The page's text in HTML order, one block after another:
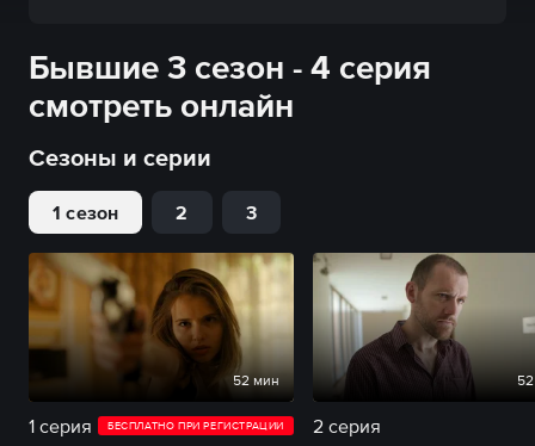
Бывшие 3 сезон - 4 серия
смотреть онлайн
Сезоны и серии
1 сезон 2 3
52 мин
1 серия БЕСПЛАТНО ПРИ РЕГИСТРАЦИИ 2 серия